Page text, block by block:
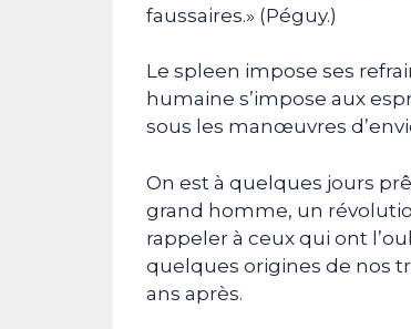
faussaires.» (Péguy.)
Le spleen impose ses
humaine s’impose aux
sous les manœuvres
On est à quelques jours
grand homme, un
rappeler à ceux qui ont
quelques origines de nos
ans après.